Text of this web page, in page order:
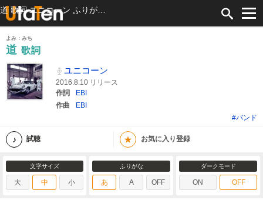
よみ：みち
道 歌詞
ユニコーン
2016.8.10 リリース
作詞
EBI
作曲
EBI
#バンド
試聴 ★ お気に入り登録
文字サイズ
大 中 小
ふりがな
あ A OFF
ダークモード
ON OFF